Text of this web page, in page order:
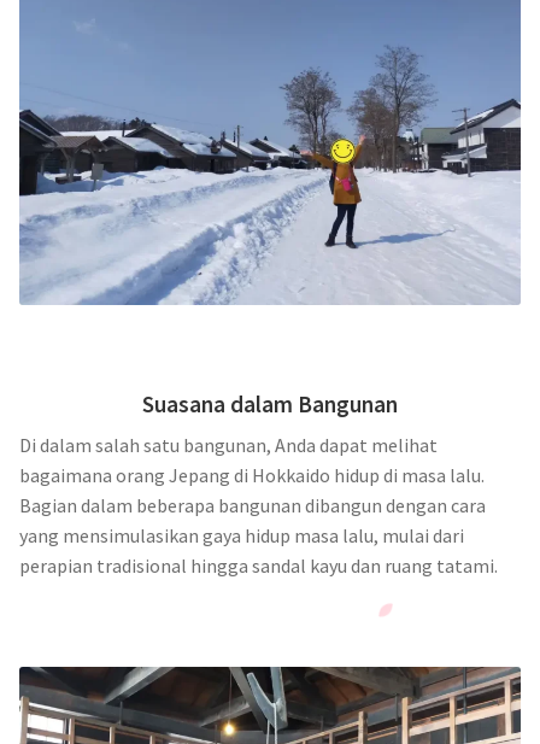
Suasana dalam Bangunan
Di dalam salah satu bangunan, Anda dapat melihat
bagaimana orang Jepang di Hokkaido hidup di masa lalu.
Bagian dalam beberapa bangunan dibangun dengan cara
yang mensimulasikan gaya hidup masa lalu, mulai dari
perapian tradisional hingga sandal kayu dan ruang tatami.